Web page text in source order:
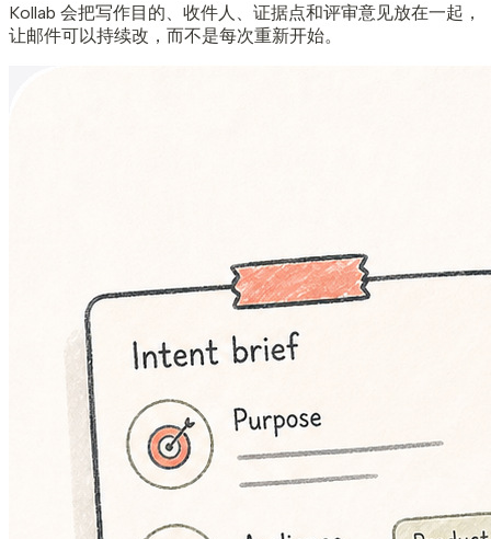
Kollab 会把写作目的、收件人、证据点和评审意见放在一起，
让邮件可以持续改，而不是每次重新开始。